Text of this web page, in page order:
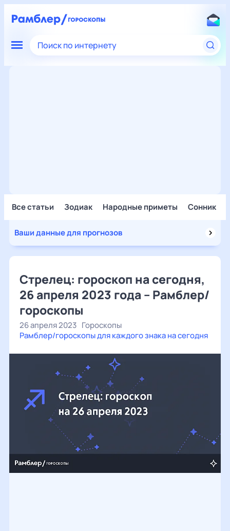
Поиск по интернету
Все статьи Зодиак Народные приметы Сонник
Ваши данные для прогнозов
Стрелец: гороскоп на сегодня,
26 апреля 2023 года – Рамблер/
гороскопы
26 апреля 2023 Гороскопы
Рамблер/гороскопы для каждого знака на сегодня